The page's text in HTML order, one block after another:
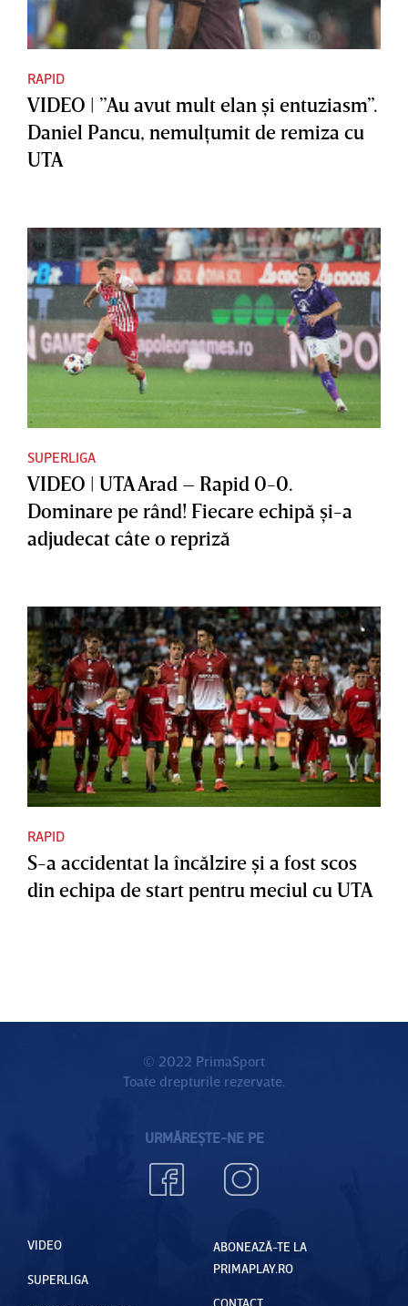
RAPID
VIDEO | ”Au avut mult elan şi entuziasm”.
Daniel Pancu, nemulţumit de remiza cu
UTA
SUPERLIGA
VIDEO | UTA Arad – Rapid 0-0.
Dominare pe rând! Fiecare echipă şi-a
adjudecat câte o repriză
RAPID
S-a accidentat la încălzire şi a fost scos
din echipa de start pentru meciul cu UTA
© 2022 PrimaSport
Toate drepturile rezervate.
URMĂREȘTE-NE PE
VIDEO
SUPERLIGA
ABONEAZĂ-TE LA
PRIMAPLAY.RO
CONTACT